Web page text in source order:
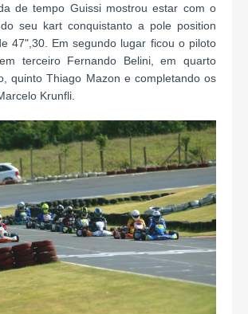
de tempo Guissi mostrou estar com o
seu kart conquistanto a pole position
47",30. Em segundo lugar ficou o piloto
terceiro Fernando Belini, em quarto
quinto Thiago Mazon e completando os
Krunfli.